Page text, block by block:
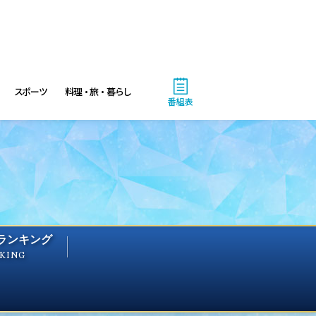
スポーツ 料理・旅・暮らし
番組表
ンキング